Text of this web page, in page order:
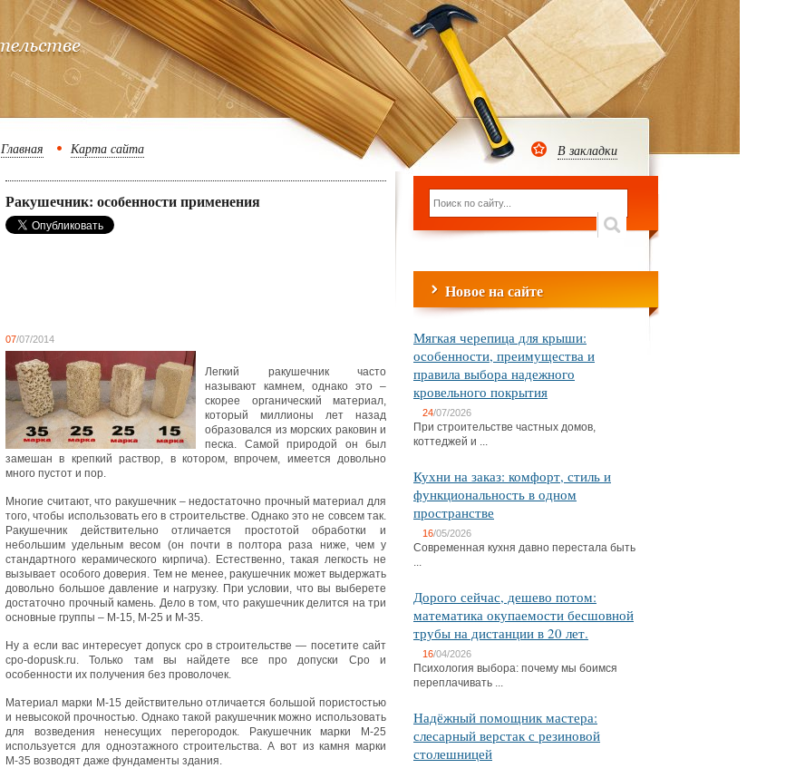
Главная Карта сайта
Ракушечник: особенности применения
07/07/2014
Легкий ракушечник часто
называют камнем, однако это –
скорее органический материал,
который миллионы лет назад
образовался из морских раковин и
песка. Самой природой он был
замешан в крепкий раствор, в котором, впрочем, имеется довольно
много пустот и пор.
Многие считают, что ракушечник – недостаточно прочный материал для
того, чтобы использовать его в строительстве. Однако это не совсем так.
Ракушечник действительно отличается простотой обработки и
небольшим удельным весом (он почти в полтора раза ниже, чем у
стандартного керамического кирпича). Естественно, такая легкость не
вызывает особого доверия. Тем не менее, ракушечник может выдержать
довольно большое давление и нагрузку. При условии, что вы выберете
достаточно прочный камень. Дело в том, что ракушечник делится на три
основные группы – М-15, М-25 и М-35.
Ну а если вас интересует допуск сро в строительстве — посетите сайт
cpo-dopusk.ru. Только там вы найдете все про допуски Сро и
особенности их получения без проволочек.
Материал марки М-15 действительно отличается большой пористостью
и невысокой прочностью. Однако такой ракушечник можно использовать
для возведения ненесущих перегородок. Ракушечник марки М-25
используется для одноэтажного строительства. А вот из камня марки
М-35 возводят даже фундаменты здания.
В закладки
Новое на сайте
Мягкая черепица для крыши:
особенности, преимущества и
правила выбора надежного
кровельного покрытия
24/07/2026
При строительстве частных домов,
коттеджей и ...
Кухни на заказ: комфорт, стиль и
функциональность в одном
пространстве
16/05/2026
Современная кухня давно перестала быть
...
Дорого сейчас, дешево потом:
математика окупаемости бесшовной
трубы на дистанции в 20 лет.
16/04/2026
Психология выбора: почему мы боимся
переплачивать ...
Надёжный помощник мастера:
слесарный верстак с резиновой
столешницей